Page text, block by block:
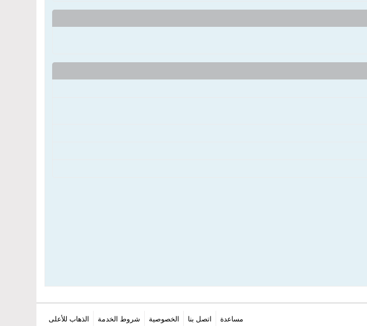
مساعدة اتصل بنا الخصوصية شروط الخدمة الذهاب للأعلى